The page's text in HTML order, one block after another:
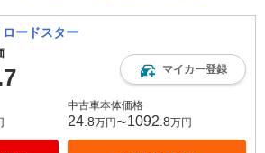
ロードスター
マイカー登録
中古車本体価格
24 .8万円〜1092 .8万円